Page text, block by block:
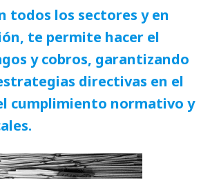
todos los sectores y en
te permite hacer el
y cobros, garantizando
directivas en el
cumplimiento normativo y